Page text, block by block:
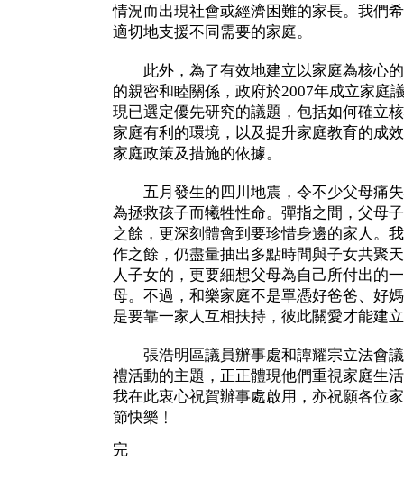
情況而出現社會或經濟困難的家長。我們
適切地支援不同需要的家庭。
此外，為了有效地建立以家庭為核心的
的親密和睦關係，政府於2007年成立家庭
現已選定優先研究的議題，包括如何確立
家庭有利的環境，以及提升家庭教育的成
家庭政策及措施的依據。
五月發生的四川地震，令不少父母痛失
為拯救孩子而犧牲性命。彈指之間，父母
之餘，更深刻體會到要珍惜身邊的家人。
作之餘，仍盡量抽出多點時間與子女共聚
人子女的，更要細想父母為自己所付出的
母。不過，和樂家庭不是單憑好爸爸、好
是要靠一家人互相扶持，彼此關愛才能建
張浩明區議員辦事處和譚耀宗立法會議
禮活動的主題，正正體現他們重視家庭生
我在此衷心祝賀辦事處啟用，亦祝願各位
節快樂﹗
完